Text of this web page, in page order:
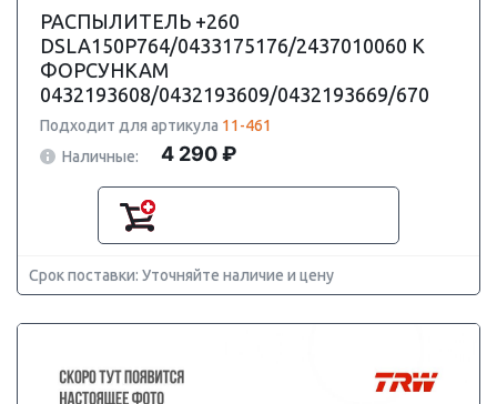
РАСПЫЛИТЕЛЬ +260
DSLA150P764/0433175176/2437010060 К
ФОРСУНКАМ
0432193608/0432193609/0432193669/670
Подходит для артикула 11-461
Наличные:
4 290 ₽
Срок поставки: Уточняйте наличие и цену